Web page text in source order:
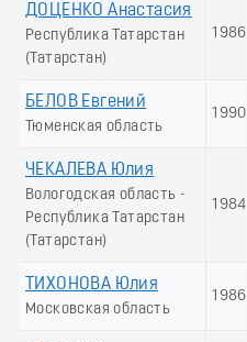
ДОЦЕНКО Анастасия
Республика Татарстан
(Татарстан)
1986
БЕЛОВ Евгений
Тюменская область
1990
ЧЕКАЛЕВА Юлия
Вологодская область -
Республика Татарстан
(Татарстан)
1984
ТИХОНОВА Юлия
Московская область
1986